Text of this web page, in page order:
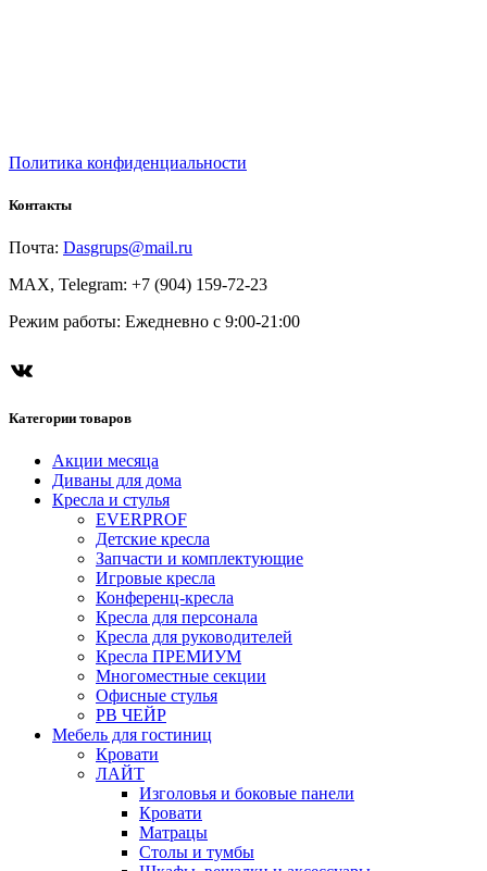
Политика конфиденциальности
Контакты
Почта: Dasgrups@mail.ru
MAX, Telegram: +7 (904) 159-72-23
Режим работы: Ежедневно с 9:00-21:00
Категории товаров
Акции месяца
Диваны для дома
Кресла и стулья
EVERPROF
Детские кресла
Запчасти и комплектующие
Игровые кресла
Конференц-кресла
Кресла для персонала
Кресла для руководителей
Кресла ПРЕМИУМ
Многоместные секции
Офисные стулья
РВ ЧЕЙР
Мебель для гостиниц
Кровати
ЛАЙТ
Изголовья и боковые панели
Кровати
Матрацы
Столы и тумбы